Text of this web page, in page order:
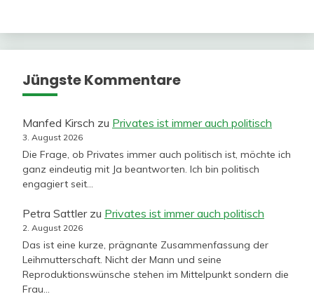
Jüngste Kommentare
Manfed Kirsch zu Privates ist immer auch politisch
3. August 2026
Die Frage, ob Privates immer auch politisch ist, möchte ich
ganz eindeutig mit Ja beantworten. Ich bin politisch
engagiert seit…
Petra Sattlerzu Privates ist immer auch politisch
2. August 2026
Das ist eine kurze, prägnante Zusammenfassung der
Leihmutterschaft. Nicht der Mann und seine
Reproduktionswünsche stehen im Mittelpunkt sondern die
Frau…